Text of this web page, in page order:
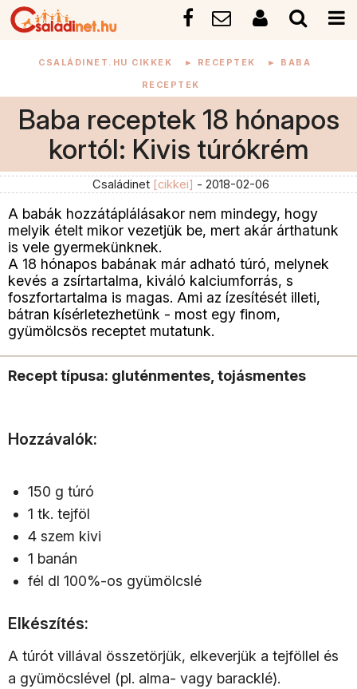
CSALÁDINET.HU CIKKEK ► RECEPTEK ► BABA
RECEPTEK
Baba receptek 18 hónapos
kortól: Kivis túrókrém
Családinet [cikkei] - 2018-02-06
A babák hozzátáplálásakor nem mindegy, hogy
melyik ételt mikor vezetjük be, mert akár árthatunk
is vele gyermekünknek.
A 18 hónapos babának már adható túró, melynek
kevés a zsírtartalma, kiváló kalciumforrás, s
foszfortartalma is magas. Ami az ízesítését illeti,
bátran kísérletezhetünk - most egy finom,
gyümölcsös receptet mutatunk.
Recept típusa: gluténmentes, tojásmentes
Hozzávalók:
150 g túró
1 tk. tejföl
4 szem kivi
1 banán
fél dl 100%-os gyümölcslé
Elkészítés:
A túrót villával összetörjük, elkeverjük a tejföllel és
a gyümöcslével (pl. alma- vagy baracklé).